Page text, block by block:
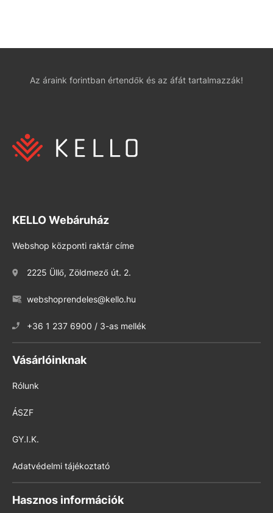
Az áraink forintban értendők és az áfát tartalmazzák!
KELLO Webáruház
Webshop központi raktár címe
2225 Üllő, Zöldmező út. 2.
webshoprendeles@kello.hu
+36 1 237 6900 / 3-as mellék
Vásárlóinknak
Rólunk
ÁSZF
GY.I.K.
Adatvédelmi tájékoztató
Hasznos információk